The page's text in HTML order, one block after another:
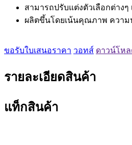
สามารถปรับแต่งตัวเลือกต่าง
ผลิตขึ้นโดยเน้นคุณภาพ ความ
ขอรับใบเสนอราคา วอทส์ ดาวน์โหล
รายละเอียดสินค้า
แท็กสินค้า